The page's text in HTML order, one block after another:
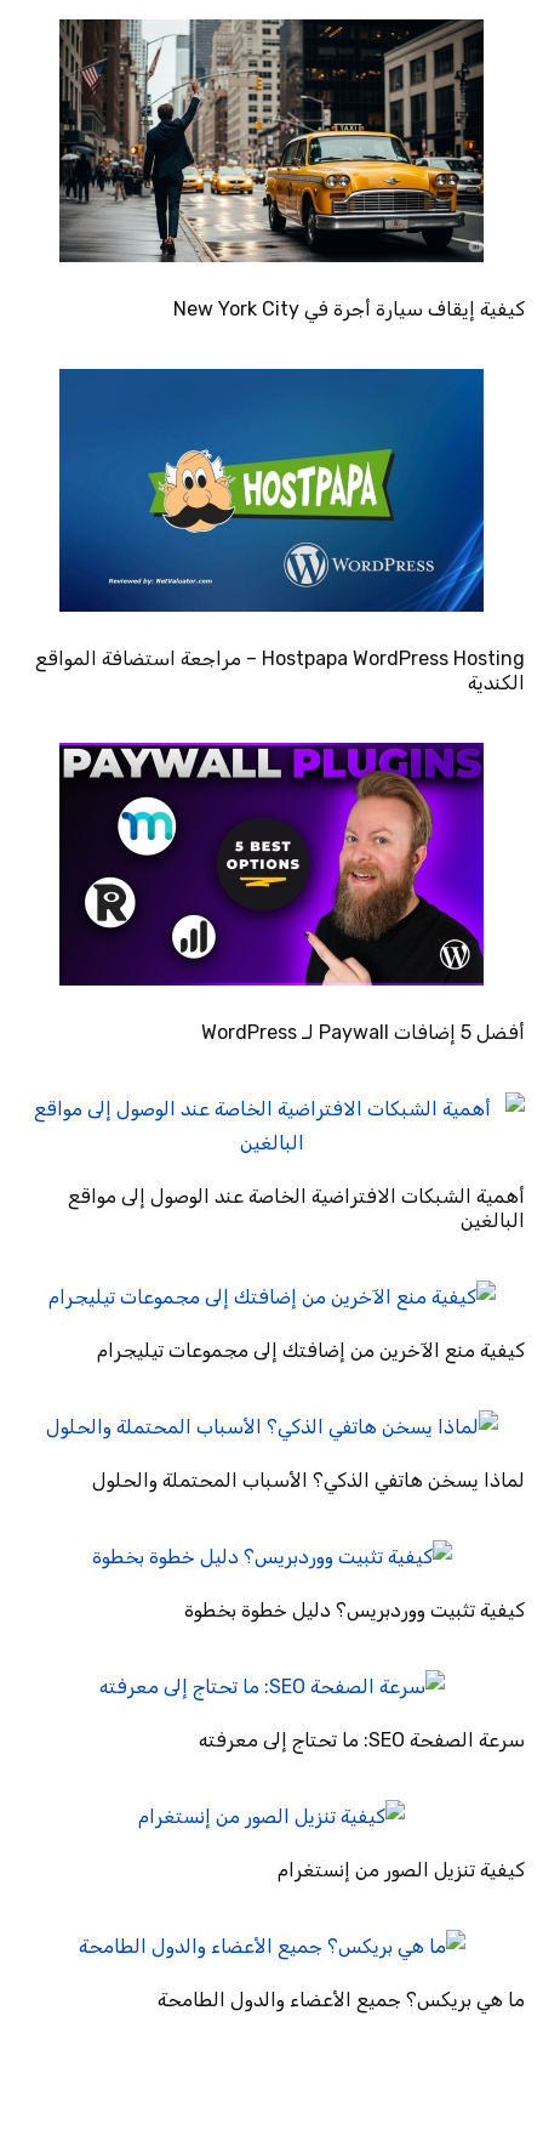
كيفية إيقاف سيارة أجرة في New York City
Hostpapa WordPress Hosting – مراجعة استضافة المواقع
الكندية
أفضل 5 إضافات Paywall لـ WordPress
أهمية الشبكات الافتراضية الخاصة عند الوصول إلى مواقع
البالغين
كيفية منع الآخرين من إضافتك إلى مجموعات تيليجرام
لماذا يسخن هاتفي الذكي؟ الأسباب المحتملة والحلول
كيفية تثبيت ووردبريس؟ دليل خطوة بخطوة
سرعة الصفحة SEO: ما تحتاج إلى معرفته
كيفية تنزيل الصور من إنستغرام
ما هي بريكس؟ جميع الأعضاء والدول الطامحة